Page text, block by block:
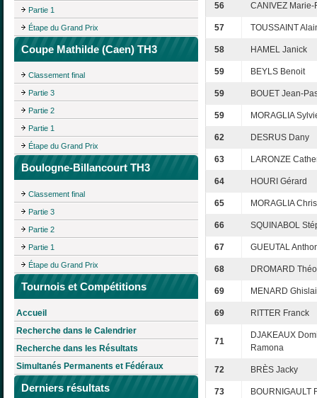
Partie 1
Étape du Grand Prix
Coupe Mathilde (Caen) TH3
Classement final
Partie 3
Partie 2
Partie 1
Étape du Grand Prix
Boulogne-Billancourt TH3
Classement final
Partie 3
Partie 2
Partie 1
Étape du Grand Prix
Tournois et Compétitions
Accueil
Recherche dans le Calendrier
Recherche dans les Résultats
Simultanés Permanents et Fédéraux
Derniers résultats
56 CANIVEZ Marie-
57 TOUSSAINT
58 HAMEL Janick
59 BEYLS Benoit
59 BOUET Jean-
59 MORAGLIA
62 DESRUS Dany
63 LARONZE
64 HOURI Gérard
65 MORAGLIA
66 SQUINABOL
67 GUEUTAL
68 DROMARD Théo
69 MENARD
69 RITTER Franck
71
DJAKEAUX
Ramona
72 BRÈS Jacky
73 BOURNIGAULT